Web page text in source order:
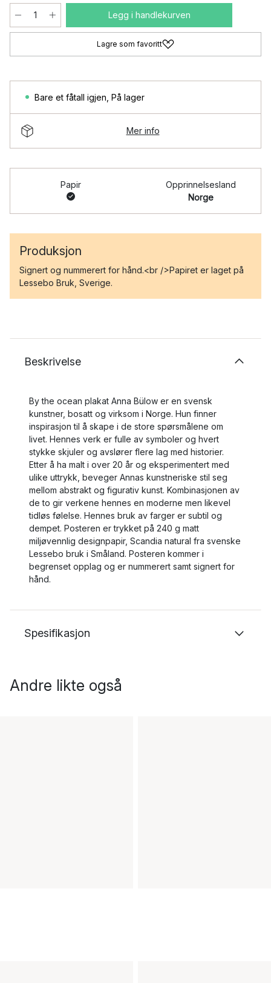
Legg i handlekurven
Lagre som favoritt
Bare et fåtall igjen På lager
Mer info
Papir
Opprinnelsesland
Norge
Produksjon
Signert og nummerert for hånd.<br />Papiret er laget på
Lessebo Bruk, Sverige.
Beskrivelse
By the ocean plakat Anna Bülow er en svensk
kunstner, bosatt og virksom i Norge. Hun finner
inspirasjon til å skape i de store spørsmålene om
livet. Hennes verk er fulle av symboler og hvert
stykke skjuler og avslører flere lag med historier.
Etter å ha malt i over 20 år og eksperimentert med
ulike uttrykk, beveger Annas kunstneriske stil seg
mellom abstrakt og figurativ kunst. Kombinasjonen av
de to gir verkene hennes en moderne men likevel
tidløs følelse. Hennes bruk av farger er subtil og
dempet. Posteren er trykket på 240 g matt
miljøvennlig designpapir, Scandia natural fra svenske
Lessebo bruk i Småland. Posteren kommer i
begrenset opplag og er nummerert samt signert for
hånd.
Spesifikasjon
Andre likte også